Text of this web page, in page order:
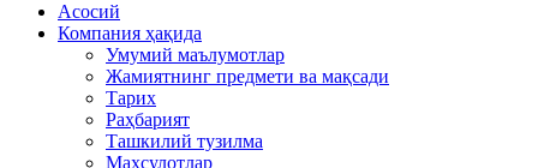
Асосий
Компания ҳақида
Умумий маълумотлар
Жамиятнинг предмети ва мақсади
Тарих
Раҳбарият
Ташкилий тузилма
Маҳсулотлар